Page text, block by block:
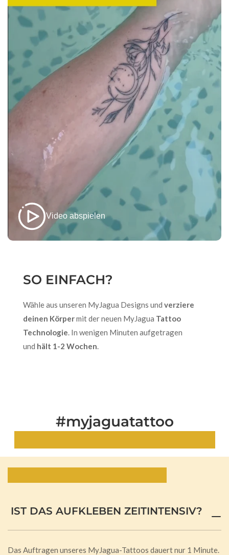
Video abspielen
SO EINFACH?
Wähle aus unseren MyJagua Designs und verziere
deinen Körpermit der neuen MyJagua Tattoo
Technologie. In wenigen Minuten aufgetragen
und hält 1-2 Wochen.
#myjaguatattoo
IST DAS AUFKLEBEN ZEITINTENSIV?
Das Auftragen unseres MyJagua-Tattoos dauert nur 1 Minute.